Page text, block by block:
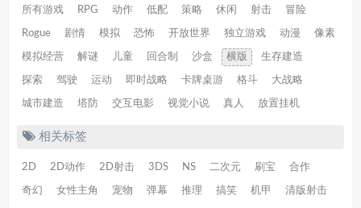
所有游戏 RPG 动作 低配 策略 休闲 射击 冒险
Rogue 剧情 模拟 恐怖 开放世界 独立游戏 动漫 像素
模拟经营 解谜 儿童 回合制 沙盒 横版 生存建造
探索 驾驶 运动 即时战略 卡牌桌游 格斗 大战略
城市建造 塔防 交互电影 视觉小说 真人 放置挂机
相关标签
2D 2D动作 2D射击 3DS NS 二次元 刷宝 合作
奇幻 女性主角 宠物 弹幕 推理 搞笑 机甲 清版射击